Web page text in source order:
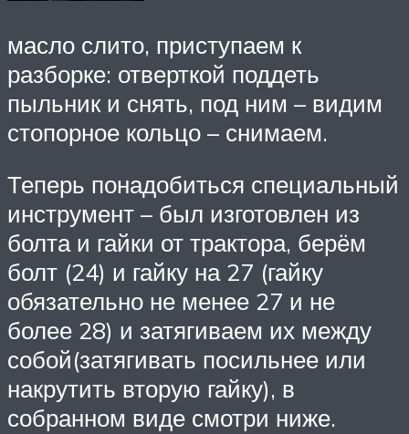
масло слито, приступаем к
разборке: отверткой поддеть
пыльник и снять, под ним – видим
стопорное кольцо – снимаем.
Теперь понадобиться специальный
инструмент – был изготовлен из
болта и гайки от трактора, берём
болт (24) и гайку на 27 (гайку
обязательно не менее 27 и не
более 28) и затягиваем их между
собой(затягивать посильнее или
накрутить вторую гайку), в
собранном виде смотри ниже.